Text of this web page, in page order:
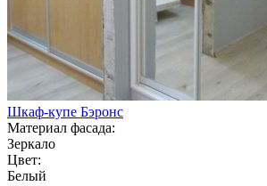
Шкаф-купе Бэронс
Материал фасада:
Зеркало
Цвет:
Белый